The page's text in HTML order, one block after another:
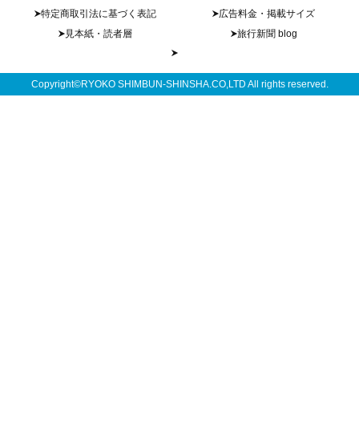
特定商取引法に基づく表記
広告料金・掲載サイズ
見本紙・読者層
旅行新聞 blog
Copyright©RYOKO SHIMBUN-SHINSHA.CO,LTD All rights reserved.